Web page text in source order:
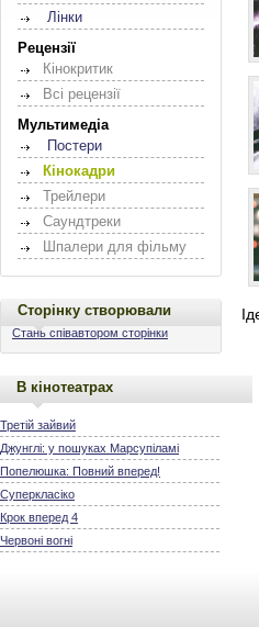
Лінки
Рецензії
Кінокритик
Всі рецензії
Мультимедіа
Постери
Кінокадри
Трейлери
Саундтреки
Шпалери для фільму
Сторінку створювали
Стань співавтором сторінки
В кінотеатрах
Третій зайвий
Джунглі: у пошуках Марсупіламі
Попелюшка: Повний вперед!
Суперкласіко
Крок вперед 4
Червоні вогні